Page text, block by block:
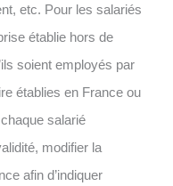
etc. Pour les salariés
établie hors de
soient employés par
établies en France ou
salarié
modifier la
afin d’indiquer